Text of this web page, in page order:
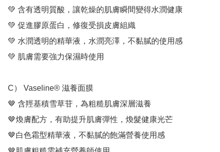
💚 含有透明質酸，讓乾燥的肌膚瞬間變得水潤健康
💚 促進膠原蛋白，修復受損皮膚組織
💚 水潤透明的精華液，水潤亮澤，不黏膩的使用感
💚 肌膚需要強力保濕時使用
C） Vaseline® 滋養面膜
🤎 含羥基積雪草苷，為粗糙肌膚深層滋養
🤎煥膚配方，有助提升肌膚彈性，煥髮健康光芒
🤎白色霜型精華液，不黏膩的飽滿營養使用感